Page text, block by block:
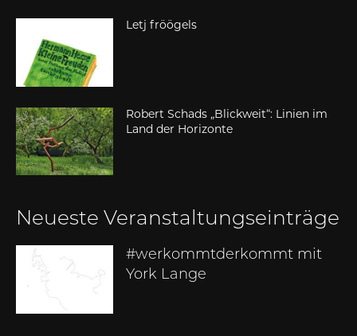
Letj fröögels
Robert Schads „Blickweit“: Linien im
Land der Horizonte
Neueste Veranstaltungseinträge
#werkommtderkommt mit
York Lange